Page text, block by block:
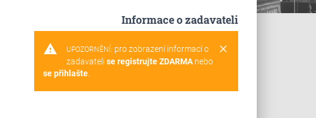
Informace o zadavateli
warning clear
UPOZORNĚNÍ: pro zobrazení informací o
zadavateli se registrujte ZDARMAnebo
se přihlašte.